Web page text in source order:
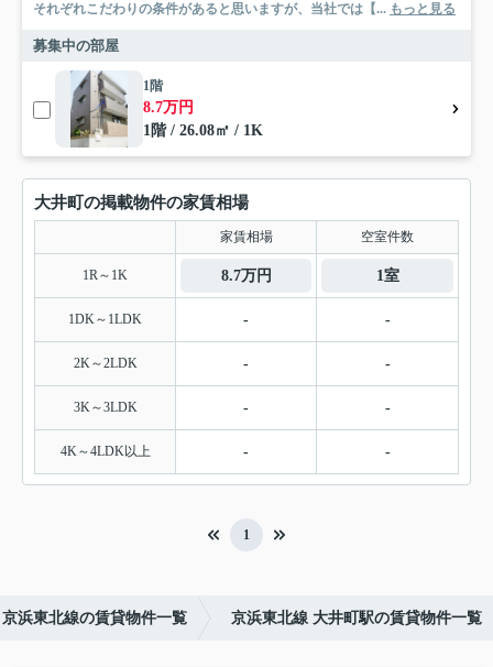
それぞれこだわりの条件があると思いますが、当社では【... もっと見る
募集中の部屋
1階
8.7万円
1階 / 26.08㎡ / 1K
大井町の掲載物件の家賃相場
家賃相場 空室件数
1R～1K 8.7万円 1室
1DK～1LDK - -
2K～2LDK - -
3K～3LDK - -
4K～4LDK以上 - -
1
京浜東北線の賃貸物件一覧 京浜東北線 大井町駅の賃貸物件一覧